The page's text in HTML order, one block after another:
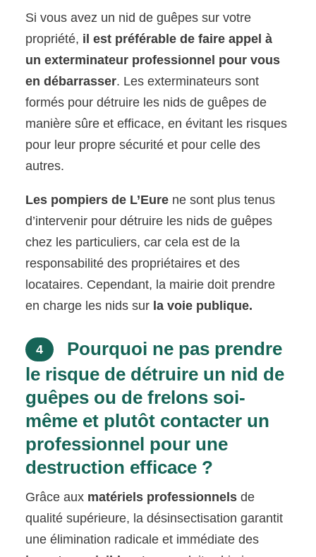
Si vous avez un nid de guêpes sur votre
propriété, il est préférable de faire appel à
un exterminateur professionnel pour vous
en débarrasser. Les exterminateurs sont
formés pour détruire les nids de guêpes de
manière sûre et efficace, en évitant les risques
pour leur propre sécurité et pour celle des
autres.
Les pompiers de L’Eure ne sont plus tenus
d’intervenir pour détruire les nids de guêpes
chez les particuliers, car cela est de la
responsabilité des propriétaires et des
locataires. Cependant, la mairie doit prendre
en charge les nids sur la voie publique.
4
Pourquoi ne pas prendre
le risque de détruire un nid de
guêpes ou de frelons soi-
même et plutôt contacter un
professionnel pour une
destruction efficace ?
Grâce aux matériels professionnels de
qualité supérieure, la désinsectisation garantit
une élimination radicale et immédiate des